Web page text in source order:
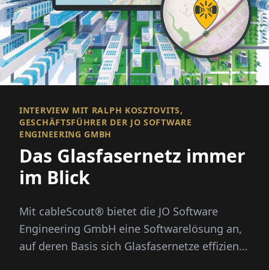
INTERVIEW MIT RALPH KOSZTOVITS,
GESCHÄFTSFÜHRER DER JO SOFTWARE
ENGINEERING GMBH
Das Glasfasernetz immer
im Blick
Mit cableScout® bietet die JO Software
Engineering GmbH eine Softwarelösung an,
auf deren Basis sich Glasfasernetze effizient